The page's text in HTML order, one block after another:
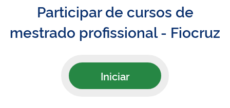
Participar de cursos de
mestrado profissional - Fiocruz
Iniciar